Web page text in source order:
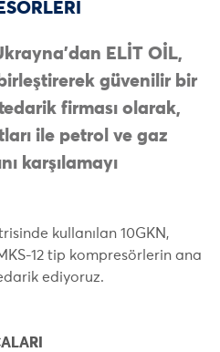
ELİT OİL,
güvenilir bir
firması olarak,
ile petrol ve gaz
karşılamayı
kullanılan 10GKN,
12 tip kompresörlerin ana
ediyoruz.